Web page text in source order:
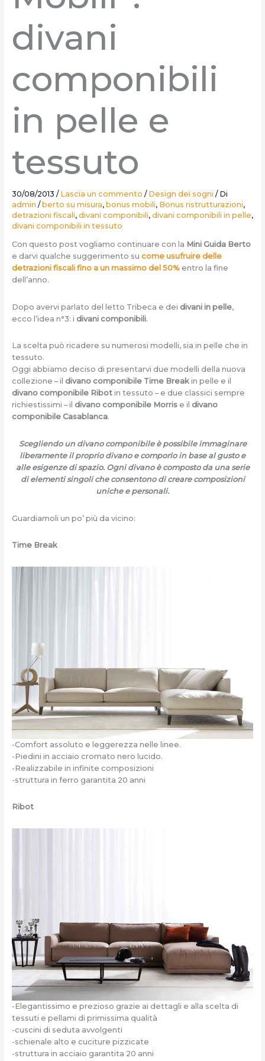
divani
componibili
in pelle e
tessuto
30/08/2013 / Lascia un commento / Design dei sogni / Di
admin /berto su misura, bonus mobili, Bonus ristrutturazioni,
detrazioni fiscali, divani componibili, divani componibili in pelle,
divani componibili in tessuto
Con questo post vogliamo continuare con la Mini Guida Berto
e darvi qualche suggerimento su come usufruire delle
detrazioni fiscali fino a un massimo del 50%entro la fine
dell’anno.
Dopo avervi parlato del letto Tribeca e dei divani in pelle,
ecco l’idea n°3: i divani componibili.
La scelta può ricadere su numerosi modelli, sia in pelle che in
tessuto.
Oggi abbiamo deciso di presentarvi due modelli della nuova
collezione – il divano componibile Time Breakin pelle e il
divano componibile Ribotin tessuto – e due classici sempre
richiestissimi – il divano componibile Morrise il divano
componibile Casablanca.
Scegliendo un divano componibile è possibile immaginare
liberamente il proprio divano e comporlo in base al gusto e
alle esigenze di spazio. Ogni divano è composto da una serie
di elementi singoli che consentono di creare composizioni
uniche e personali.
Guardiamoli un po’ più da vicino:
Time Break
-Comfort assoluto e leggerezza nelle linee.
-Piedini in acciaio cromato nero lucido.
-Realizzabile in infinite composizioni
-struttura in ferro garantita 20 anni
Ribot
-Elegantissimo e prezioso grazie ai dettagli e alla scelta di
tessuti e pellami di primissima qualità
-cuscini di seduta avvolgenti
-schienale alto e cuciture pizzicate
-struttura in acciaio garantita 20 anni